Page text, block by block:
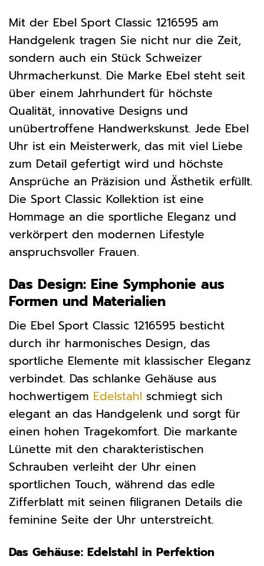
Mit der Ebel Sport Classic 1216595 am
Handgelenk tragen Sie nicht nur die Zeit,
sondern auch ein Stück Schweizer
Uhrmacherkunst. Die Marke Ebel steht seit
über einem Jahrhundert für höchste
Qualität, innovative Designs und
unübertroffene Handwerkskunst. Jede Ebel
Uhr ist ein Meisterwerk, das mit viel Liebe
zum Detail gefertigt wird und höchste
Ansprüche an Präzision und Ästhetik erfüllt.
Die Sport Classic Kollektion ist eine
Hommage an die sportliche Eleganz und
verkörpert den modernen Lifestyle
anspruchsvoller Frauen.
Das Design: Eine Symphonie aus
Formen und Materialien
Die Ebel Sport Classic 1216595 besticht
durch ihr harmonisches Design, das
sportliche Elemente mit klassischer Eleganz
verbindet. Das schlanke Gehäuse aus
hochwertigem Edelstahl schmiegt sich
elegant an das Handgelenk und sorgt für
einen hohen Tragekomfort. Die markante
Lünette mit den charakteristischen
Schrauben verleiht der Uhr einen
sportlichen Touch, während das edle
Zifferblatt mit seinen filigranen Details die
feminine Seite der Uhr unterstreicht.
Das Gehäuse: Edelstahl in Perfektion